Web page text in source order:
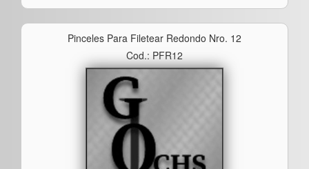
Pinceles Para Filetear Redondo Nro. 12
Cod.: PFR12